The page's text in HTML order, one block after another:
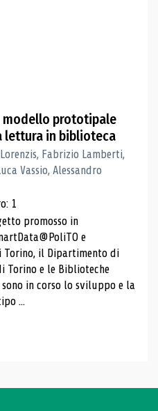
modello prototipale
lettura in biblioteca
Fabrizio Lamberti,
Vassio, Alessandro
1
promosso in
e
Torino, il Dipartimento di
Torino e le Biblioteche
in corso lo sviluppo e la
...